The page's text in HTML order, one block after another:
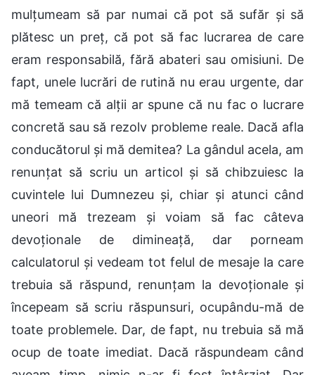
mulțumeam să par numai că pot să sufăr și să
plătesc un preț, că pot să fac lucrarea de care
eram responsabilă, fără abateri sau omisiuni. De
fapt, unele lucrări de rutină nu erau urgente, dar
mă temeam că alții ar spune că nu fac o lucrare
concretă sau să rezolv probleme reale. Dacă afla
conducătorul și mă demitea? La gândul acela, am
renunțat să scriu un articol și să chibzuiesc la
cuvintele lui Dumnezeu și, chiar și atunci când
uneori mă trezeam și voiam să fac câteva
devoționale de dimineață, dar porneam
calculatorul și vedeam tot felul de mesaje la care
trebuia să răspund, renunțam la devoționale și
începeam să scriu răspunsuri, ocupându-mă de
toate problemele. Dar, de fapt, nu trebuia să mă
ocup de toate imediat. Dacă răspundeam când